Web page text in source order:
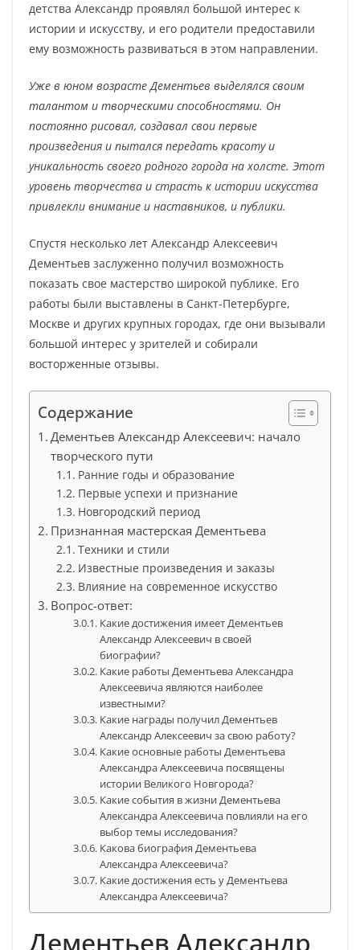
детства Александр проявлял большой интерес к
истории и искусству, и его родители предоставили
ему возможность развиваться в этом направлении.
Уже в юном возрасте Дементьев выделялся своим
талантом и творческими способностями. Он
постоянно рисовал, создавал свои первые
произведения и пытался передать красоту и
уникальность своего родного города на холсте. Этот
уровень творчества и страсть к истории искусства
привлекли внимание и наставников, и публики.
Спустя несколько лет Александр Алексеевич
Дементьев заслуженно получил возможность
показать свое мастерство широкой публике. Его
работы были выставлены в Санкт-Петербурге,
Москве и других крупных городах, где они вызывали
большой интерес у зрителей и собирали
восторженные отзывы.
Содержание
Дементьев Александр Алексеевич: начало
творческого пути
Ранние годы и образование
Первые успехи и признание
Новгородский период
Признанная мастерская Дементьева
Техники и стили
Известные произведения и заказы
Влияние на современное искусство
Вопрос-ответ:
Какие достижения имеет Дементьев
Александр Алексеевич в своей
биографии?
Какие работы Дементьева Александра
Алексеевича являются наиболее
известными?
Какие награды получил Дементьев
Александр Алексеевич за свою работу?
Какие основные работы Дементьева
Александра Алексеевича посвящены
истории Великого Новгорода?
Какие события в жизни Дементьева
Александра Алексеевича повлияли на его
выбор темы исследования?
Какова биография Дементьева
Александра Алексеевича?
Какие достижения есть у Дементьева
Александра Алексеевича?
Дементьев Александр